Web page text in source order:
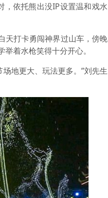
，依托熊出没IP设置温和戏水
打卡勇闯神界过山车，傍晚
着水枪笑得十分开心。
地更大、玩法更多。”刘先生